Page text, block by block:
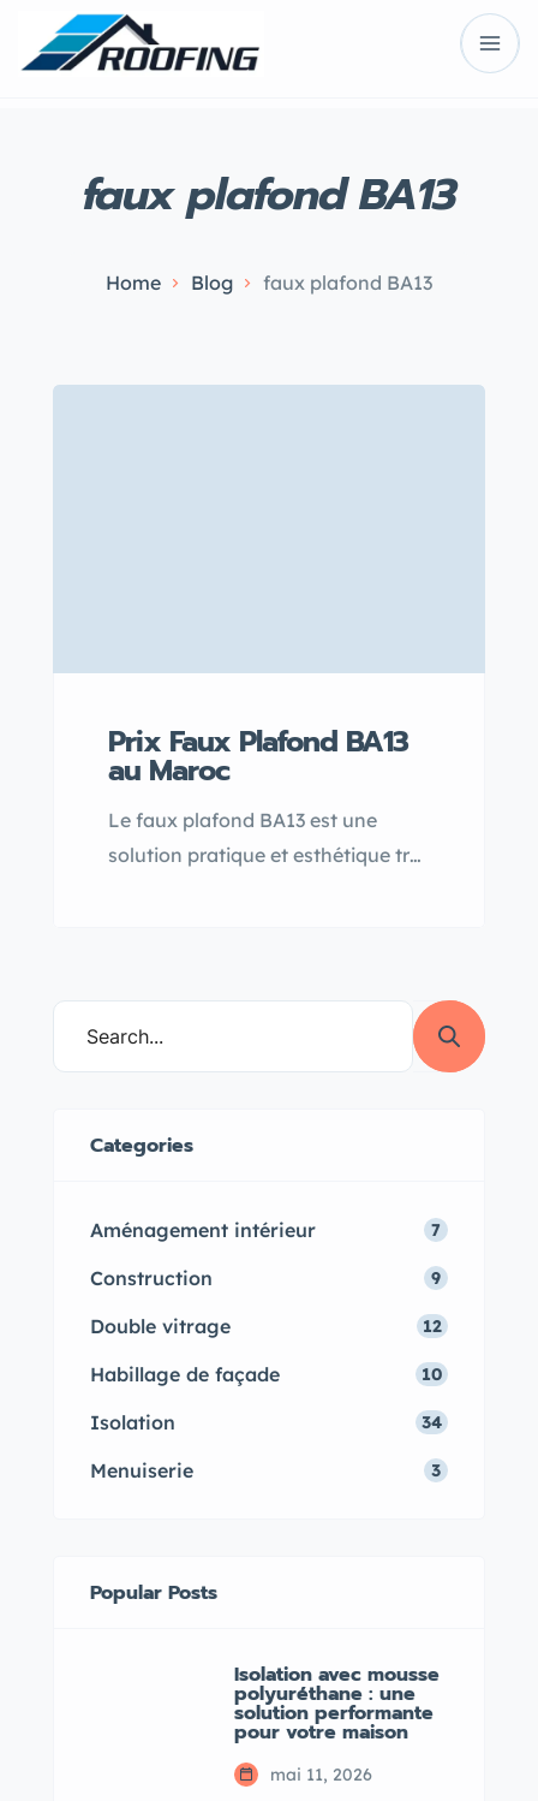
faux plafond BA13
Home Blog faux plafond BA13
Prix Faux Plafond BA13
au Maroc
Le faux plafond BA13 est une
solution pratique et esthétique très
le prix du faux plafond BA13
nombreux avantages.
Categories
Aménagement intérieur 7
Construction 9
Double vitrage 12
Habillage de façade 10
Isolation 34
Menuiserie 3
Popular Posts
Isolation avec mousse
polyuréthane : une
solution performante
pour votre maison
mai 11, 2026